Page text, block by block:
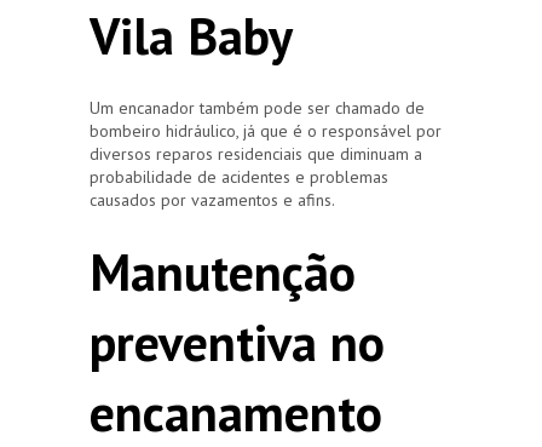
Vila Baby
Um encanador também pode ser chamado de
bombeiro hidráulico, já que é o responsável por
diversos reparos residenciais que diminuam a
probabilidade de acidentes e problemas
causados por vazamentos e afins.
Manutenção
preventiva no
encanamento